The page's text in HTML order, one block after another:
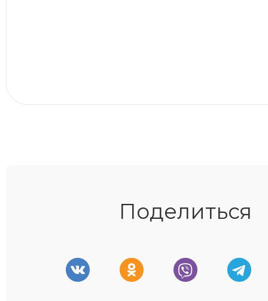
Поделиться